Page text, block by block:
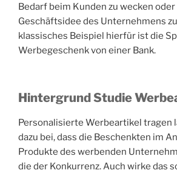
Bedarf beim Kunden zu wecken oder
Geschäftsidee des Unternehmens
klassisches Beispiel hierfür ist die
Werbegeschenk von einer Bank.
Hintergrund Studie
Personalisierte Werbeartikel tragen
dazu bei, dass die Beschenkten im
Produkte des werbenden
die der Konkurrenz. Auch wirke das